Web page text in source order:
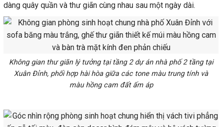
dàng quây quần và thư giãn cùng nhau sau một ngày dài.
Không gian thư giãn lý tưởng tại tầng 2 dự án nhà phố 2 tầng tại
Xuân Đỉnh, phối hợp hài hòa giữa các tone màu trung tính và
màu hồng cam đất ấm áp